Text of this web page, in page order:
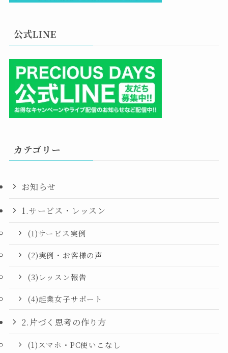
公式LINE
カテゴリー
お知らせ
1.サービス・レッスン
(1)サービス実例
(2)実例・お客様の声
(3)レッスン報告
(4)起業女子サポート
2.片づく思考の作り方
(1)スマホ・PC使いこなし